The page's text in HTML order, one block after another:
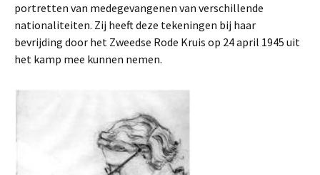
portretten van medegevangenen van verschillende
nationaliteiten. Zij heeft deze tekeningen bij haar
bevrijding door het Zweedse Rode Kruis op 24 april 1945 uit
het kamp mee kunnen nemen.